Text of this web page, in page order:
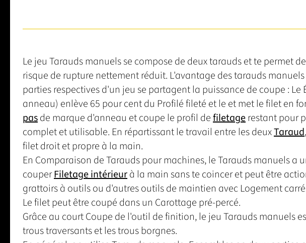
Le jeu Tarauds manuels se compose de deux tarauds et te permet
risque de rupture nettement réduit. L'avantage des tarauds
parties respectives d'un jeu se partagent la puissance de coupe :
anneau) enlève 65 pour cent du Profilé fileté et le et met le filet en
pasde marque d'anneau et coupe le profil defiletagerestant pour
complet et utilisable. En répartissant le travail entre les deuxTaraud
filet droit et propre à la main.
En Comparaison de Tarauds pour machines, le Tarauds manuels a
couperFiletage intérieurà la main sans te coincer et peut être
grattoirs à outils ou d'autres outils de maintien avec Logement
Le filet peut être coupé dans un Carottage pré-percé.
Grâce au court Coupe de l'outil de finition, le jeu Tarauds manuels
trous traversants et les trous borgnes.